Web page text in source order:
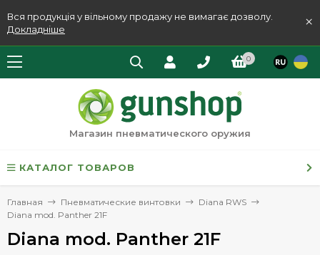
Вся продукція у вільному продажу не вимагає дозволу.
Докладніше
×
0
Магазин пневматического оружия
КАТАЛОГ ТОВАРОВ
Главная Пневматические винтовки
Diana RWS
Diana mod. Panther 21F
Diana mod. Panther 21F